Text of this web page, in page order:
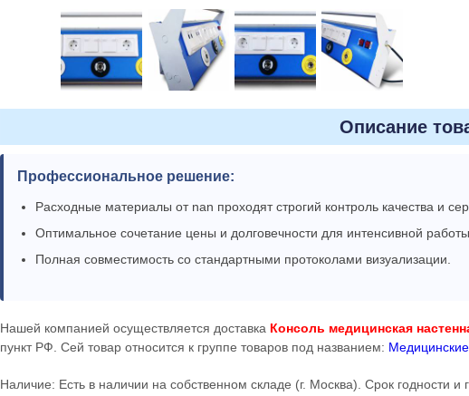
Описание
Профессиональное решение:
Расходные материалы от nan проходят строгий контроль качества и
Оптимальное сочетание цены и долговечности для интенсивной работы.
Полная совместимость со стандартными протоколами визуализации.
Нашей компанией осуществляется доставка Консоль медицинская
пункт РФ. Сей товар относится к группе товаров под названием:
Наличие: Есть в наличии на собственном складе (г. Москва). Срок годности и